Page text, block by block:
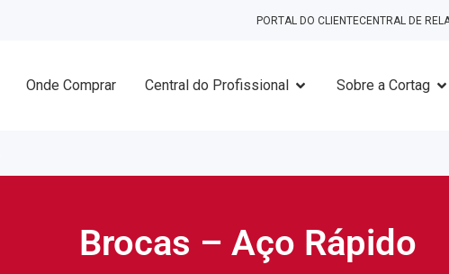
PORTAL DO CLIENTECENTRAL DE
Onde Comprar Central do Profissional Sobre a Cortag
Brocas – Aço Rápido